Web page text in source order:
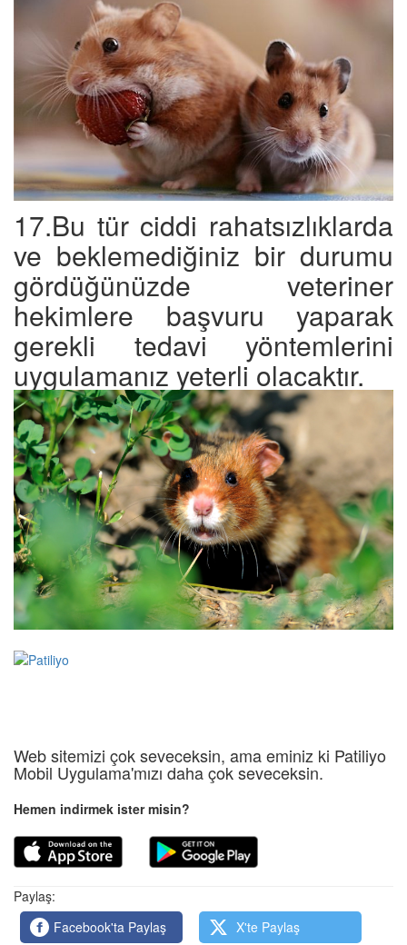
17.Bu tür ciddi rahatsızlıklarda
ve beklemediğiniz bir durumu
gördüğünüzde veteriner
hekimlere başvuru yaparak
gerekli tedavi yöntemlerini
uygulamanız yeterli olacaktır.
Web sitemizi çok seveceksin, ama eminiz ki Patiliyo
Mobil Uygulama'mızı daha çok seveceksin.
Hemen indirmek ister misin?
Paylaş:
Facebook'ta Paylaş
X'te Paylaş